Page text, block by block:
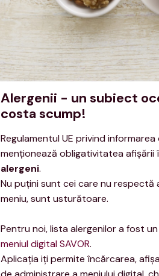
Alergenii - un subiect
costa scump!
Regulamentul UE privind
menţionează obligativitatea afişării
alergeni.
Nu puţini sunt cei care nu respectă
meniu, sunt usturătoare.
Pentru noi, lista alergenilor a fost
meniul digital SAVOR.
Aplicaţia iţi permite încărcarea,